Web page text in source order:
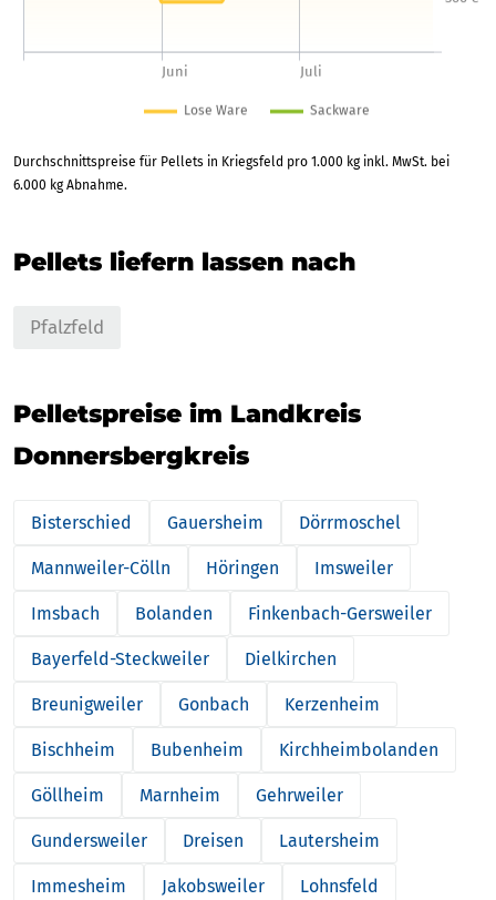
Durchschnittspreise für Pellets in Kriegsfeld pro 1.000 kg inkl. MwSt. bei
6.000 kg Abnahme.
Pellets liefern lassen nach
Pfalzfeld
Pelletspreise im Landkreis
Donnersbergkreis
Bisterschied Gauersheim Dörrmoschel
Mannweiler-Cölln Höringen Imsweiler
Imsbach Bolanden Finkenbach-Gersweiler
Bayerfeld-Steckweiler Dielkirchen
Breunigweiler Gonbach Kerzenheim
Bischheim Bubenheim Kirchheimbolanden
Göllheim Marnheim Gehrweiler
Gundersweiler Dreisen Lautersheim
Immesheim Jakobsweiler Lohnsfeld